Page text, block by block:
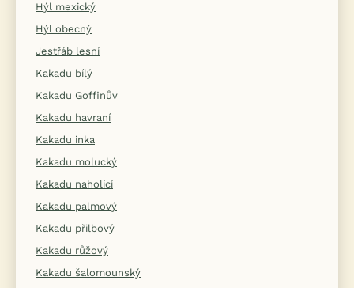
Hýl mexický
Hýl obecný
Jestřáb lesní
Kakadu bílý
Kakadu Goffinův
Kakadu havraní
Kakadu inka
Kakadu molucký
Kakadu naholící
Kakadu palmový
Kakadu přilbový
Kakadu růžový
Kakadu šalomounský